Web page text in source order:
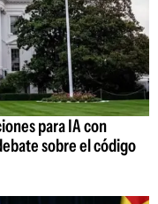
para IA con
sobre el código